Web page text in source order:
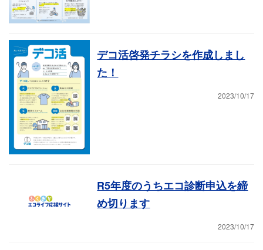
デコ活啓発チラシを作成しまし
た！
2023/10/17
R5年度のうちエコ診断申込を締
め切ります
2023/10/17